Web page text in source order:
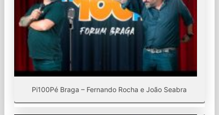
Pi100Pé Braga – Fernando Rocha e João Seabra